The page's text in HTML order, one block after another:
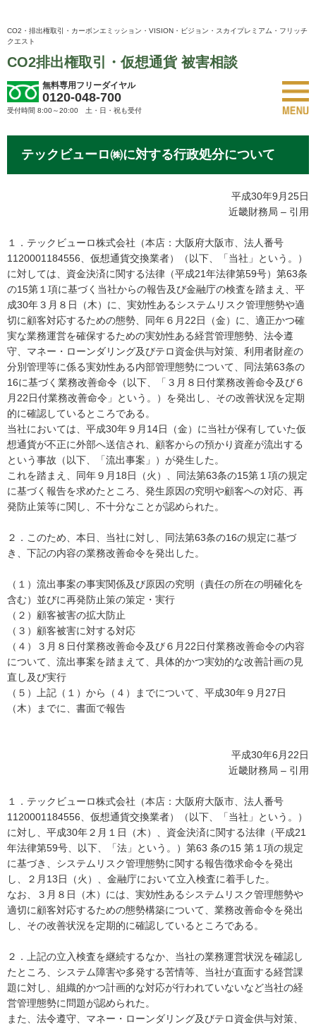
CO2・排出権取引・カーボンエミッション・VISION・ビジョン・スカイプレミアム・フリッチ
クエスト
CO2排出権取引・仮想通貨 被害相談
無料専用フリーダイヤル
0120-048-700
受付時間 8:00～20:00 土・日・祝も受付
テックビューロ㈱に対する行政処分について
平成30年9月25日
近畿財務局 – 引用
１．テックビューロ株式会社（本店：大阪府大阪市、法人番号
1120001184556、仮想通貨交換業者）（以下、「当社」という。）
に対しては、資金決済に関する法律（平成21年法律第59号）第63条
の15第１項に基づく当社からの報告及び金融庁の検査を踏まえ、平
成30年３月８日（木）に、実効性あるシステムリスク管理態勢や適
切に顧客対応するための態勢、同年６月22日（金）に、適正かつ確
実な業務運営を確保するための実効性ある経営管理態勢、法令遵
守、マネー・ローンダリング及びテロ資金供与対策、利用者財産の
分別管理等に係る実効性ある内部管理態勢について、同法第63条の
16に基づく業務改善命令（以下、「３月８日付業務改善命令及び６
月22日付業務改善命令」という。）を発出し、その改善状況を定期
的に確認しているところである。
当社においては、平成30年９月14日（金）に当社が保有していた仮
想通貨が不正に外部へ送信され、顧客からの預かり資産が流出する
という事故（以下、「流出事案」）が発生した。
これを踏まえ、同年９月18日（火）、同法第63条の15第１項の規定
に基づく報告を求めたところ、発生原因の究明や顧客への対応、再
発防止策等に関し、不十分なことが認められた。
２．このため、本日、当社に対し、同法第63条の16の規定に基づ
き、下記の内容の業務改善命令を発出した。
（１）流出事案の事実関係及び原因の究明（責任の所在の明確化を
含む）並びに再発防止策の策定・実行
（２）顧客被害の拡大防止
（３）顧客被害に対する対応
（４）３月８日付業務改善命令及び６月22日付業務改善命令の内容
について、流出事案を踏まえて、具体的かつ実効的な改善計画の見
直し及び実行
（５）上記（１）から（４）までについて、平成30年９月27日
（木）までに、書面で報告
平成30年6月22日
近畿財務局 – 引用
１．テックビューロ株式会社（本店：大阪府大阪市、法人番号
1120001184556、仮想通貨交換業者）（以下、「当社」という。）
に対し、平成30年２月１日（木）、資金決済に関する法律（平成21
年法律第59号、以下、「法」という。）第63 条の15 第１項の規定
に基づき、システムリスク管理態勢に関する報告徴求命令を発出
し、２月13日（火）、金融庁において立入検査に着手した。
なお、３月８日（木）には、実効性あるシステムリスク管理態勢や
適切に顧客対応するための態勢構築について、業務改善命令を発出
し、その改善状況を定期的に確認しているところである。
２．上記の立入検査を継続するなか、当社の業務運営状況を確認し
たところ、システム障害や多発する苦情等、当社が直面する経営課
題に対し、組織的かつ計画的な対応が行われていないなど当社の経
営管理態勢に問題が認められた。
また、法令遵守、マネー・ローンダリング及びテロ資金供与対策、